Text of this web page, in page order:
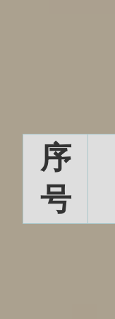
序
号